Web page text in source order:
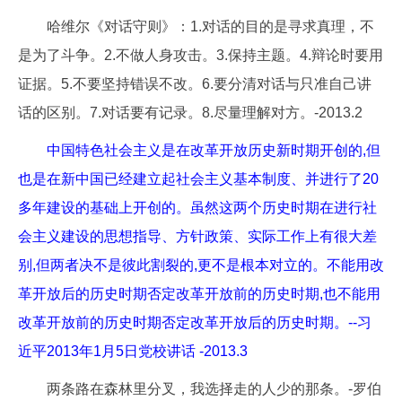
哈维尔《对话守则》：1.对话的目的是寻求真理，不
是为了斗争。2.不做人身攻击。3.保持主题。4.辩论时要用
证据。5.不要坚持错误不改。6.要分清对话与只准自己讲
话的区别。7.对话要有记录。8.尽量理解对方。-2013.2
中国特色社会主义是在改革开放历史新时期开创的,但
也是在新中国已经建立起社会主义基本制度、并进行了20
多年建设的基础上开创的。虽然这两个历史时期在进行社
会主义建设的思想指导、方针政策、实际工作上有很大差
别,但两者决不是彼此割裂的,更不是根本对立的。不能用改
革开放后的历史时期否定改革开放前的历史时期,也不能用
改革开放前的历史时期否定改革开放后的历史时期。--习
近平2013年1月5日党校讲话 -2013.3
两条路在森林里分叉，我选择走的人少的那条。-罗伯